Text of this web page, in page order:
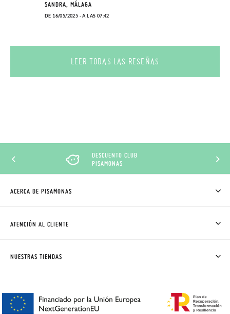
SANDRA, MÁLAGA
DE 16/05/2025 - A LAS 07:42
LEER TODAS LAS RESEÑAS
DESCUENTO CLUB
PISAMONAS
ACERCA DE PISAMONAS
CÓMO COMPRAR
AVISO LEGAL, PRIVACIDAD Y COOKIES
ATENCIÓN AL CLIENTE
PREGUNTAS FRECUENTES
NUESTRAS TIENDAS